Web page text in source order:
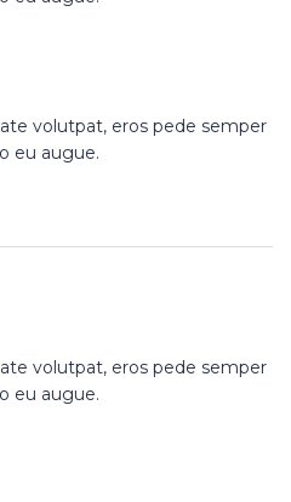
volutpat, eros pede semper
eu augue.
volutpat, eros pede semper
eu augue.